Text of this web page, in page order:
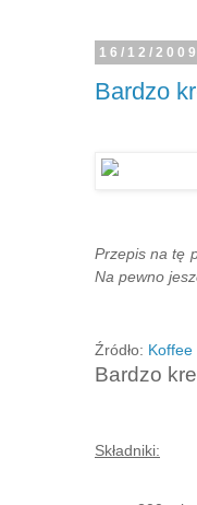
16/12/
Bardzo
Przepis na tę
Na pewno
Źródło: Koffee
Bardzo
Składniki: